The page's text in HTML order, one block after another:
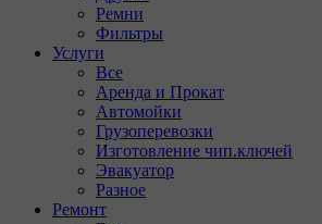
Ремни
Фильтры
Услуги
Все
Аренда и Прокат
Автомойки
Грузоперевозки
Изготовление чип.ключей
Эвакуатор
Разное
Ремонт